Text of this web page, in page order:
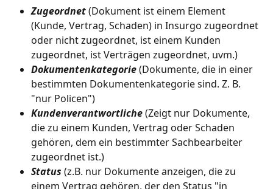
Zugeordnet (Dokument ist einem Element
(Kunde, Vertrag, Schaden) in Insurgo zugeordnet
oder nicht zugeordnet, ist einem Kunden
zugeordnet, ist Verträgen zugeordnet, uvm.)
Dokumentenkategorie(Dokumente, die in einer
bestimmten Dokumentenkategorie sind. Z. B.
"nur Policen")
Kundenverantwortliche (Zeigt nur Dokumente,
die zu einem Kunden, Vertrag oder Schaden
gehören, dem ein bestimmter Sachbearbeiter
zugeordnet ist.)
Status (z.B. nur Dokumente anzeigen, die zu
einem Vertrag gehören, der den Status "in